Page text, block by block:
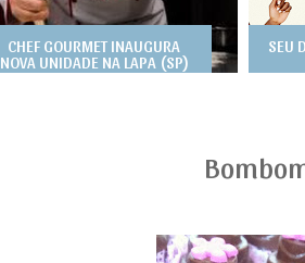
CHEF GOURMET INAUGURA
NOVA UNIDADE NA LAPA (SP)
SEU